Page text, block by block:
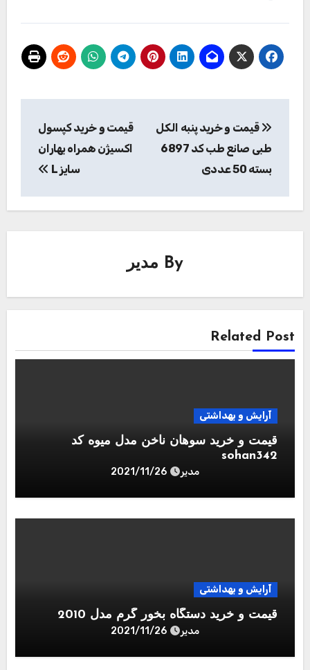
نوشته
قیمت و خرید پنبه الکل
طبی صانع طب کد 6897
بسته 50 عددی
قیمت و خرید کپسول
اکسیژن همراه بهاران
سایز L
By مدیر
Related Post
آرایش و بهداشتی
قیمت و خرید سوهان ناخن مدل میوه کد
sohan342
مدیر 2021/11/26
آرایش و بهداشتی
قیمت و خرید دستگاه بخور گرم مدل 2010
مدیر 2021/11/26